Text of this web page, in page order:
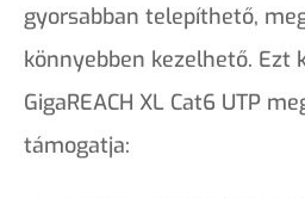
gyorsabban telepíthető,
könnyebben kezelhető. Ezt
GigaREACH XL Cat6 UTP
támogatja: